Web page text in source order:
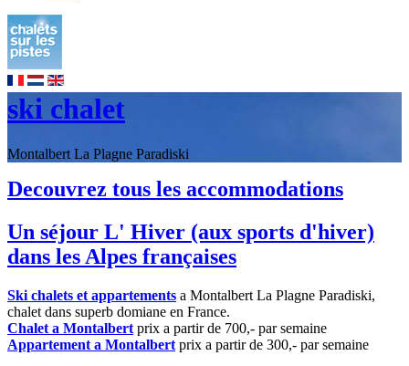
ski chalet
Montalbert La Plagne Paradiski
Decouvrez tous les accommodations
Un séjour L' Hiver (aux sports d'hiver)
dans les Alpes françaises
Ski chalets et appartements a Montalbert La Plagne Paradiski,
chalet dans superb domiane en France.
Chalet a Montalbert prix a partir de 700,- par semaine
Appartement a Montalbert prix a partir de 300,- par semaine